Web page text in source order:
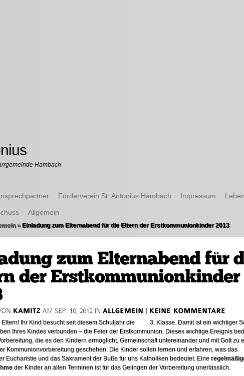
Hambach
Förderverein St. Antonius Hambach Impressum
Allgemein
»Einladung zum Elternabend für die Eltern der Erstkommunionkinder 2013
Eltern! Ihr Kind besucht seit diesem Schuljahr die 3. Klasse. Damit ist ein wichtiger
Ihres Kindes verbunden – die Feier der Erstkommunion. Dieses wichtige Ereignis
die es den Kindern ermöglicht, Gemeinschaft untereinander und mit Gott zu
Kommunionvorbereitung geschehen. Die Kinder sollen lernen und erfahren, was das
Eucharistie und das Sakrament der Buße für uns Katholiken bedeutet. Eine
der Kinder an allen Terminen ist für das Gelingen der Vorbereitung unerlässlich.